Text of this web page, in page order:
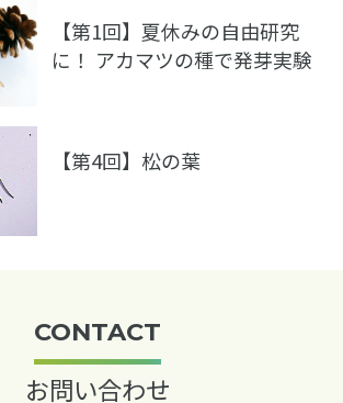
【第1回】夏休みの自由研究
に！ アカマツの種で発芽実験
【第4回】松の葉
CONTACT
お問い合わせ